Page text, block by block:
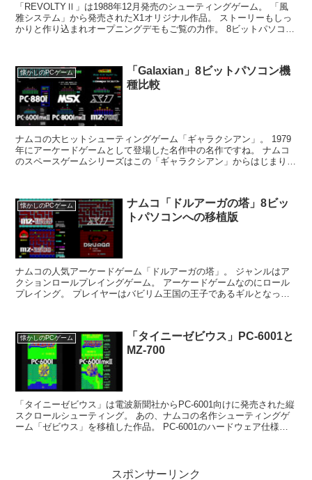
「REVOLTYⅡ」は1988年12月発売のシューティングゲーム。 「風
雅システム」から発売されたX1オリジナル作品。 ストーリーもしっ
かりと作り込まれオープニングデモもご覧の力作。 8ビットパソコン
懐かしのPCゲーム
「Galaxian」8ビットパソコン機
種比較
ナムコの大ヒットシューティングゲーム「ギャラクシアン」。 1979
年にアーケードゲームとして登場した名作中の名作ですね。 ナムコ
のスペースゲームシリーズはこの「ギャラクシアン」からはじまりま
懐かしのPCゲーム
ナムコ「ドルアーガの塔」8ビッ
トパソコンへの移植版
ナムコの人気アーケードゲーム「ドルアーガの塔」。 ジャンルはア
クションロールプレイングゲーム。 アーケードゲームなのにロール
プレイング。 プレイヤーはバビリム王国の王子であるギルとなっ
懐かしのPCゲーム
「タイニーゼビウス」PC-6001と
MZ-700
「タイニーゼビウス」は電波新聞社からPC-6001向けに発売された縦
スクロールシューティング。 あの、ナムコの名作シューティングゲ
ーム「ゼビウス」を移植した作品。 PC-6001のハードウェア仕様の
スポンサーリンク